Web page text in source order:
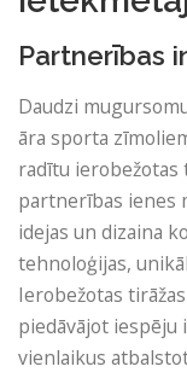
Partnerības
Daudzi
āra sporta
radītu ierobežotas
partnerības ienes
idejas un dizaina
tehnoloģijas,
Ierobežotas
piedāvājot iespēju
vienlaikus